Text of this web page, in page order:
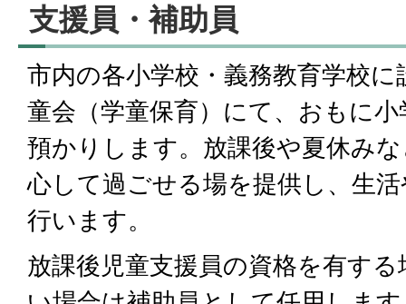
支援員・補助員
市内の各小学校・義務教育学校
童会（学童保育）にて、おもに
預かりします。放課後や夏休み
心して過ごせる場を提供し、生
行います。
放課後児童支援員の資格を有す